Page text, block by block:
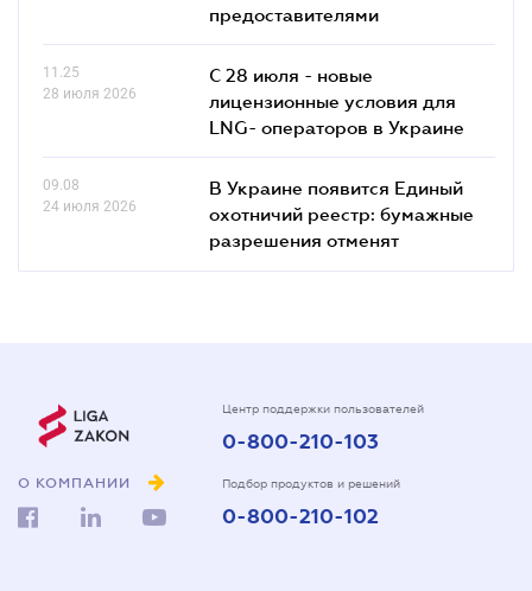
предоставителями
11.25
28 июля 2026
С 28 июля - новые
лицензионные условия для
LNG- операторов в Украине
09.08
24 июля 2026
В Украине появится Единый
охотничий реестр: бумажные
разрешения отменят
О КОМПАНИИ
Центр поддержки пользователей
0-800-210-103
Подбор продуктов и решений
0-800-210-102